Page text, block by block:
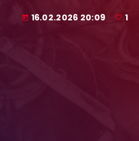
today 16.02.2026 20:09 1